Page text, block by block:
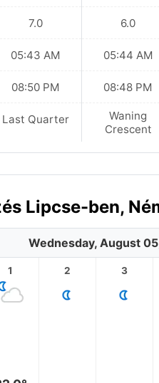
7.0
05:43 AM
08:50 PM
Last Quarter
6.0
05:44 AM
08:48 PM
Waning
Crescent
Lipcse-ben,
Wednesday, August
1 2 3